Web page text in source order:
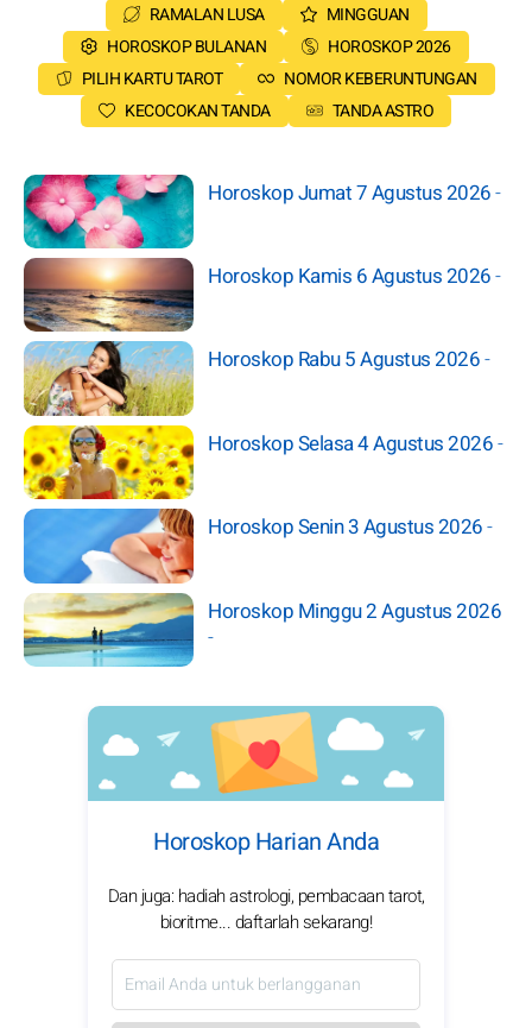
RAMALAN LUSA
MINGGUAN
HOROSKOP BULANAN
HOROSKOP 2026
PILIH KARTU TAROT
NOMOR KEBERUNTUNGAN
KECOCOKAN TANDA
TANDA ASTRO
Horoskop Jumat 7 Agustus 2026-
Horoskop Kamis 6 Agustus 2026-
Horoskop Rabu 5 Agustus 2026-
Horoskop Selasa 4 Agustus 2026-
Horoskop Senin 3 Agustus 2026-
Horoskop Minggu 2 Agustus 2026
-
Horoskop Harian Anda
Dan juga: hadiah astrologi, pembacaan tarot,
bioritme... daftarlah sekarang!